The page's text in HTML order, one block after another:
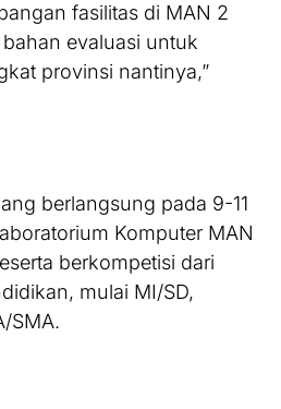
fasilitas di MAN 2
evaluasi untuk
provinsi nantinya,”
berlangsung pada 9-11
Komputer MAN
berkompetisi dari
mulai MI/SD,
SMA.